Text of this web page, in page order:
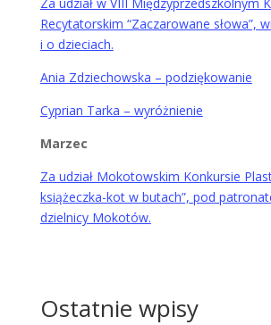
Recytatorskim “Zaczarowane słowa”,
i o dzieciach.
Ania Zdziechowska – podziękowanie
Cyprian Tarka – wyróżnienie
Marzec
Za udział Mokotowskim Konkursie
książeczka-kot w butach”, pod
dzielnicy Mokotów.
Ostatnie wpisy